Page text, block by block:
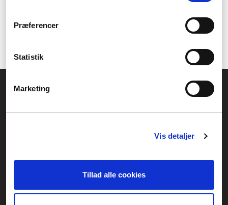
Præferencer
Statistik
Marketing
Vis detaljer
Tillad alle cookies
Allmänna frågor:
3 veckors returrätt
Skapa klagomål
Datasäkerhet/cookies